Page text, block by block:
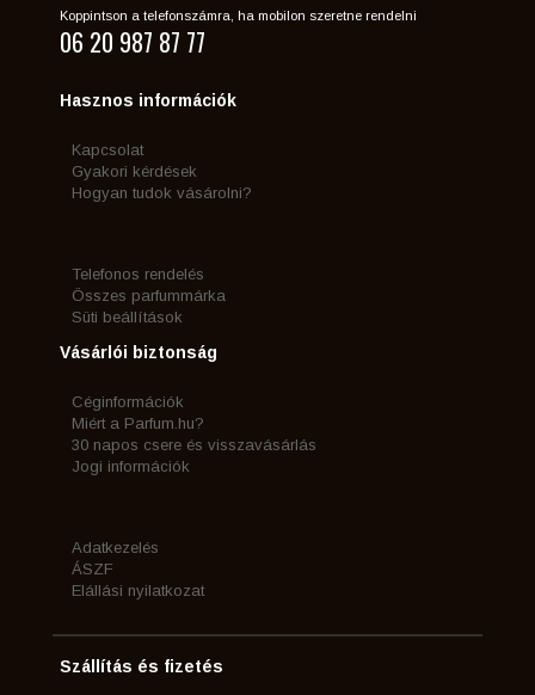
Koppintson a telefonszámra, ha mobilon szeretne rendelni
06 20 987 87 77
Hasznos információk
Kapcsolat
Gyakori kérdések
Hogyan tudok vásárolni?
Telefonos rendelés
Összes parfummárka
Süti beállítások
Vásárlói biztonság
Céginformációk
Miért a Parfum.hu?
30 napos csere és visszavásárlás
Jogi információk
Adatkezelés
ÁSZF
Elállási nyilatkozat
Szállítás és fizetés